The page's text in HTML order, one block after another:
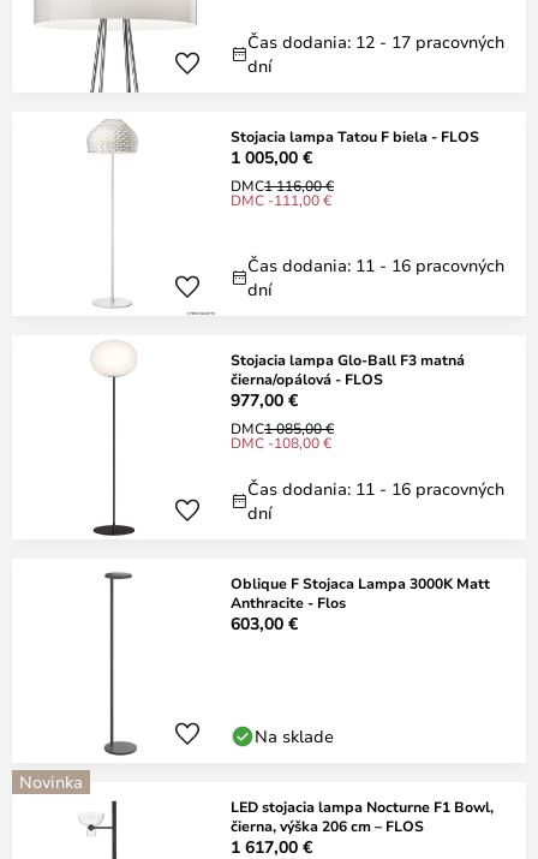
Čas dodania: 12 - 17 pracovných
dní
Stojacia lampa Tatou F biela - FLOS
1 005,00 €
DMC1 116,00 €
DMC -111,00 €
Čas dodania: 11 - 16 pracovných
dní
Stojacia lampa Glo-Ball F3 matná
čierna/opálová - FLOS
977,00 €
DMC1 085,00 €
DMC -108,00 €
Čas dodania: 11 - 16 pracovných
dní
Oblique F Stojaca Lampa 3000K Matt
Anthracite - Flos
603,00 €
Na sklade
Novinka
LED stojacia lampa Nocturne F1 Bowl,
čierna, výška 206 cm – FLOS
1 617,00 €